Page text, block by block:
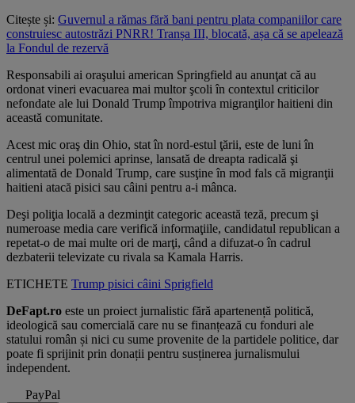
Citește și: Guvernul a rămas fără bani pentru plata companiilor care
construiesc autostrăzi PNRR! Tranșa III, blocată, așa că se apelează
la Fondul de rezervă
Responsabili ai oraşului american Springfield au anunţat că au
ordonat vineri evacuarea mai multor şcoli în contextul criticilor
nefondate ale lui Donald Trump împotriva migranţilor haitieni din
această comunitate.
Acest mic oraş din Ohio, stat în nord-estul ţării, este de luni în
centrul unei polemici aprinse, lansată de dreapta radicală şi
alimentată de Donald Trump, care susţine în mod fals că migranţii
haitieni atacă pisici sau câini pentru a-i mânca.
Deşi poliţia locală a dezminţit categoric această teză, precum şi
numeroase media care verifică informaţiile, candidatul republican a
repetat-o de mai multe ori de marţi, când a difuzat-o în cadrul
dezbaterii televizate cu rivala sa Kamala Harris.
ETICHETE Trump pisici câini Sprigfield
DeFapt.ro este un proiect jurnalistic fără apartenență politică,
ideologică sau comercială care nu se finanțează cu fonduri ale
statului român și nici cu sume provenite de la partidele politice, dar
poate fi sprijinit prin donații pentru susținerea jurnalismului
independent.
PayPal